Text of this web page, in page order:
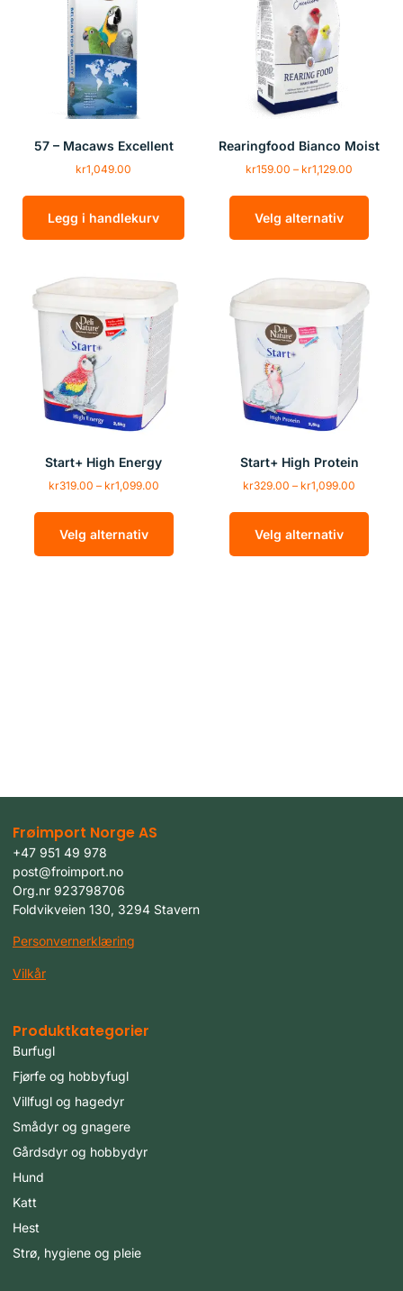
57 – Macaws Excellent
kr1,049.00
Legg i handlekurv
Rearingfood Bianco Moist
kr159.00 – kr1,129.00
Velg alternativ
Start+ High Energy
kr319.00 – kr1,099.00
Velg alternativ
Start+ High Protein
kr329.00 – kr1,099.00
Velg alternativ
Frøimport Norge AS
+47 951 49 978
post@froimport.no
Org.nr 923798706
Foldvikveien 130, 3294 Stavern
Personvernerklæring
Vilkår
Produktkategorier
Burfugl
Fjørfe og hobbyfugl
Villfugl og hagedyr
Smådyr og gnagere
Gårdsdyr og hobbydyr
Hund
Katt
Hest
Strø, hygiene og pleie